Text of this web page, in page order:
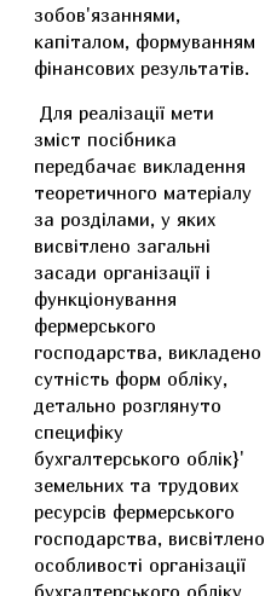
зобов'язаннями,
капіталом, формуванням
фінансових результатів.
Для реалізації мети
зміст посібника
передбачає викладення
теоретичного матеріалу
за розділами, у яких
висвітлено загальні
засади організації і
функціонування
фермерського
господарства, викладено
сутність форм обліку,
детально розглянуто
специфіку
бухгалтерського облік}'
земельних та трудових
ресурсів фермерського
господарства, висвітлено
особливості організації
бухгалтерського обліку